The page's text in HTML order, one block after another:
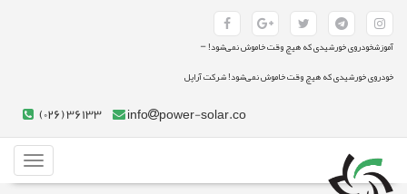
آموزشخودروی خورشیدی که هیچ وقت خاموش نمی‌شود!-
خودروی خورشیدی که هیچ وقت خاموش نمی‌شود! شرکت آراپل
info power-solar.co
(026) 36133